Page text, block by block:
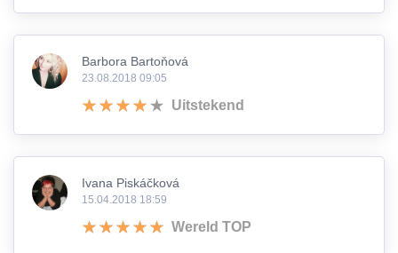
Barbora Bartoňová
23.08.2018 09:05
Uitstekend
Ivana Piskáčková
15.04.2018 18:59
Wereld TOP